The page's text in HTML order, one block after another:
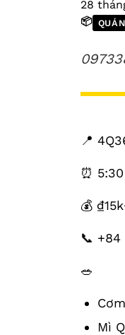
28
📦
📍
⏰
💰
📞
🥗
Mì